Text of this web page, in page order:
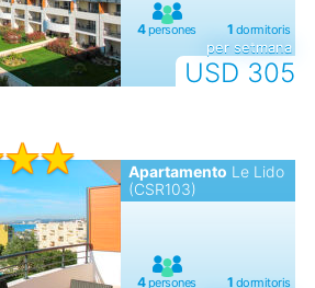
USD 305
per setmana
Apartamento Le Lido
(CSR103)